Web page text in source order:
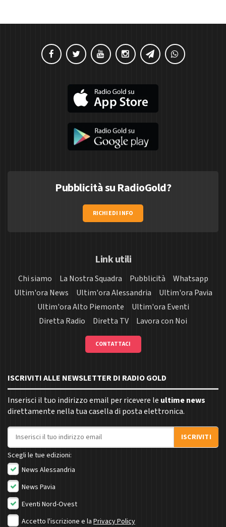
Pubblicità su RadioGold?
RICHIEDI INFO
Link utili
Chi siamo La Nostra Squadra Pubblicità
Whatsapp
Ultim'ora News
Ultim'ora Alessandria
Ultim'ora Pavia
Ultim'ora Alto Piemonte
Ultim'ora Eventi
Diretta Radio
Diretta TV Lavora con Noi
CONTATTACI
ISCRIVITI ALLE NEWSLETTER DI RADIO GOLD
Inserisci il tuo indirizzo email per ricevere le ultime news
direttamente nella tua casella di posta elettronica.
Indirizzo email
ISCRIVITI
Scegli le tue edizioni:
News Alessandria
News Pavia
Eventi Nord-Ovest
Accetto l'iscrizione e la Privacy Policy